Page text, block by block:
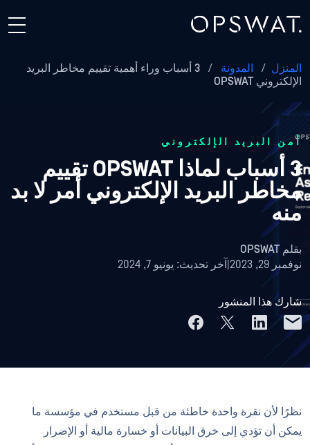
المنزل / المدونة /
3 أسباب وراء أهمية تقييم مخاطر البريد
الإلكتروني OPSWAT
أمن البريد الإلكتروني
3 أسباب لماذا OPSWAT تقييم
مخاطر البريد الإلكتروني أمر لا بد
منه
بقلمOPSWAT
نوفمبر 29, 2023
آخر تحديث: يونيو 7, 2024
شارك هذا المنشور
نظرًا لأن نقرة واحدة خاطئة من قبل مستخدم في مؤسسة ما
يمكن أن تؤدي إلى خرق البيانات أو خسارة مالية أو الإضرار